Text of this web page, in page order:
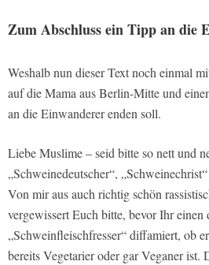
Zum Abschluss ein Tipp an die
Weshalb nun dieser Text noch einmal
auf die Mama aus Berlin-Mitte und
an die Einwanderer enden soll.
Liebe Muslime – seid bitte so nett und
„Schweinedeutscher“,
Von mir aus auch richtig schön
vergewissert Euch bitte, bevor Ihr einen
„Schweinfleischfresser“ diffamiert, ob
bereits Vegetarier oder gar Veganer ist.